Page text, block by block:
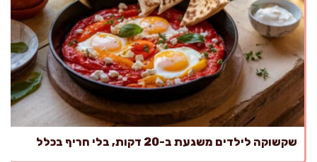
שקשוקה לילדים משגעת ב-20 דקות, בלי חריף בכלל